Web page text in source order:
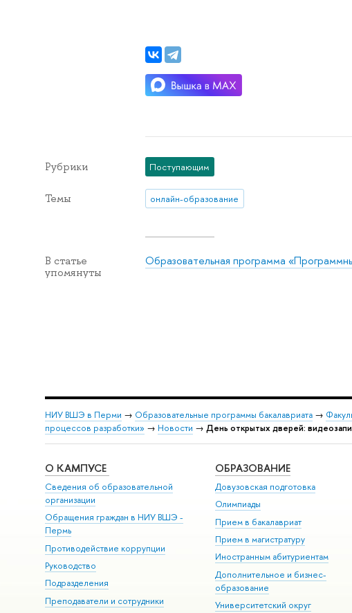
Рубрики Поступающим
Темы онлайн-образование
В статье
упомянуты
Образовательная программа
НИУ ВШЭ в Перми → Образовательные программы бакалавриата→
процессов разработки» → Новости → День открытых дверей:
О КАМПУСЕ
Сведения об образовательной
организации
Обращения граждан в НИУ ВШЭ -
Пермь
Противодействие коррупции
Руководство
Подразделения
Преподаватели и сотрудники
ОБРАЗОВАНИЕ
Довузовская подготовка
Олимпиады
Прием в бакалавриат
Прием в магистратуру
Иностранным абитуриентам
Дополнительное и бизнес-
образование
Университетский округ